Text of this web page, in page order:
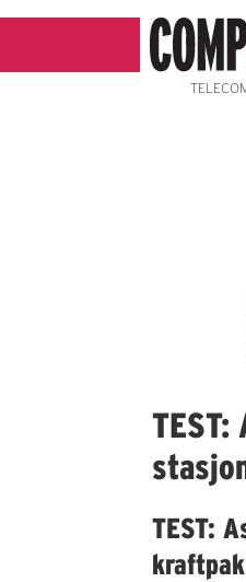
TEST:
TEST: